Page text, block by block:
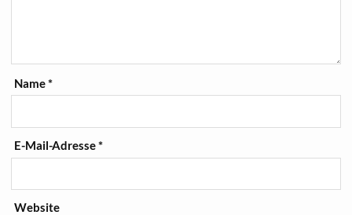
Name*
E-Mail-Adresse*
Website